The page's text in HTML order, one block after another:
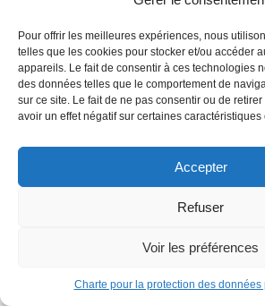
Pour offrir les meilleures expériences, nous
telles que les cookies pour stocker et/ou accéder
appareils. Le fait de consentir à ces technologies
des données telles que le comportement de
sur ce site. Le fait de ne pas consentir ou de
avoir un effet négatif sur certaines caractéristiques
Accepter
Refuser
Voir les préférences
Charte pour la protection des données